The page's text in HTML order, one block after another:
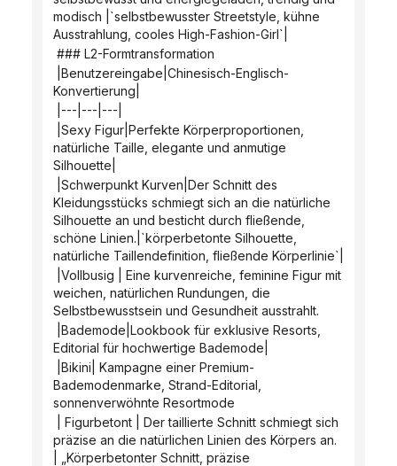
modisch |`selbstbewusster Streetstyle, kühne
Ausstrahlung, cooles High-Fashion-Girl`|
### L2-Formtransformation
Konvertierung|
|---|---|---|
natürliche Taille, elegante und anmutige
Silhouette|
Kleidungsstücks schmiegt sich an die natürliche
Silhouette an und besticht durch fließende,
schöne Linien.|`körperbetonte Silhouette,
natürliche Taillendefinition, fließende Körperlinie`|
weichen, natürlichen Rundungen, die
Selbstbewusstsein und Gesundheit ausstrahlt.
Editorial für hochwertige Bademode|
Bademodenmarke, Strand-Editorial,
sonnenverwöhnte Resortmode
präzise an die natürlichen Linien des Körpers an.
| „Körperbetonter Schnitt, präzise